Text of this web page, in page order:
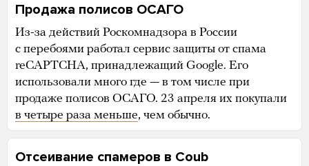
Продажа полисов ОСАГО
Из-за действий Роскомнадзора в России
с перебоями работал сервис защиты от спама
reCAPTCHA, принадлежащий Google. Его
использовали много где — в том числе при
продаже полисов ОСАГО. 23 апреля их покупали
в четыре раза меньше, чем обычно.
Отсеивание спамеров в Coub